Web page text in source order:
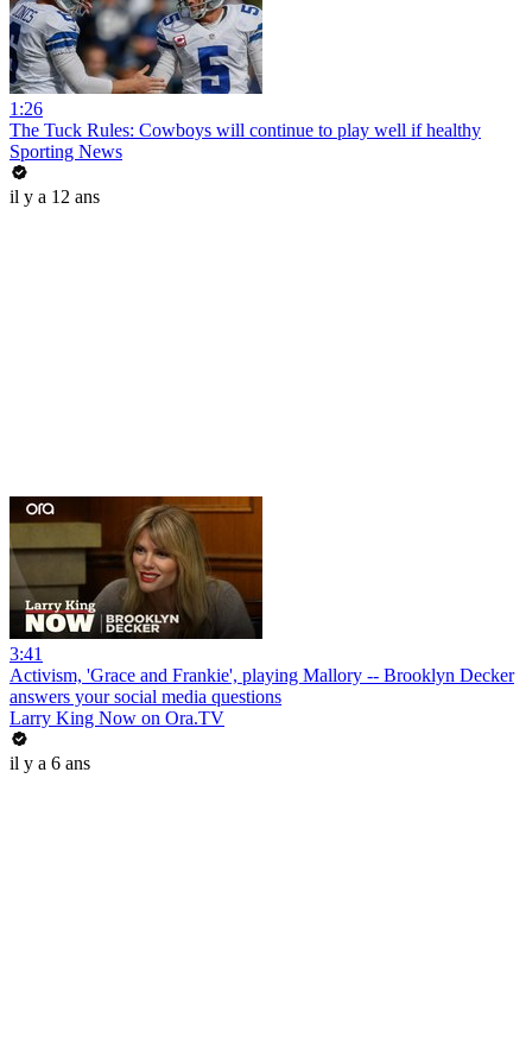
1:26
The Tuck Rules: Cowboys will continue to play well if healthy
Sporting News
il y a 12 ans
3:41
Activism, 'Grace and Frankie', playing Mallory -- Brooklyn Decker
answers your social media questions
Larry King Now on Ora.TV
il y a 6 ans